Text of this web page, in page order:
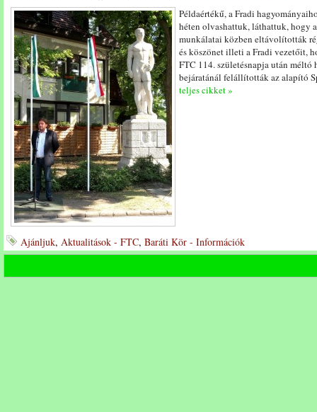
Példaértékű, a Fradi
héten olvashattuk, láthattuk, hogy
munkálatai közben eltávolították
és köszönet illeti a Fradi vezetőit,
FTC 114. születésnapja után
bejáratánál felállították az alapító
teljes cikket »
Ajánljuk, Aktualitások - FTC, Baráti Kör - Információk